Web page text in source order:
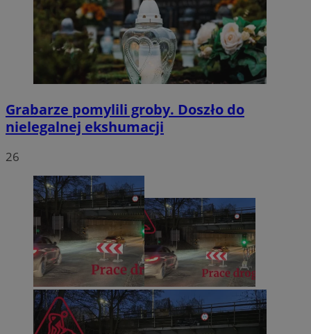
Grabarze pomylili groby. Doszło do
nielegalnej ekshumacji
26